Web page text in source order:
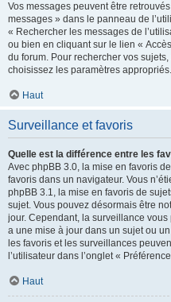
Vos messages peuvent être
messages » dans le panneau de
« Rechercher les messages de
ou bien en cliquant sur le lien «
du forum. Pour rechercher vos
choisissez les paramètres appropriés.
Haut
Surveillance et favoris
Quelle est la différence entre les
Avec phpBB 3.0, la mise en favoris
favoris dans un navigateur. Vous
phpBB 3.1, la mise en favoris de
sujet. Vous pouvez désormais être
jour. Cependant, la surveillance vous
a une mise à jour dans un sujet ou
les favoris et les surveillances
l’utilisateur dans l’onglet «
Haut